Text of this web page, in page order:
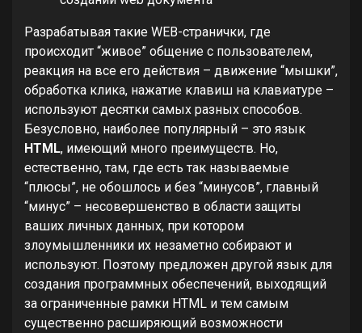
Разрабатывая такие WEB-странички, где
происходит “живое” общение с пользователем,
реакция на все его действия – движение “мышки”,
обработка клика, нажатие клавиш на клавиатуре –
используют десятки самых разных способов.
Безусловно, наиболее популярный – это язык
HTML, имеющий много преимуществ. Но,
естественно, там, где есть так называемые
“плюсы”, не обошлось и без “минусов”, главный
“минус” – несовершенство в области защиты
ваших личных данных, при котором
злоумышленники их незаметно собирают и
используют. Поэтому предложен другой язык для
создания программных обеспечений, выходящий
за ограниченные рамки HTML и тем самым
существенно расширяющий возможности